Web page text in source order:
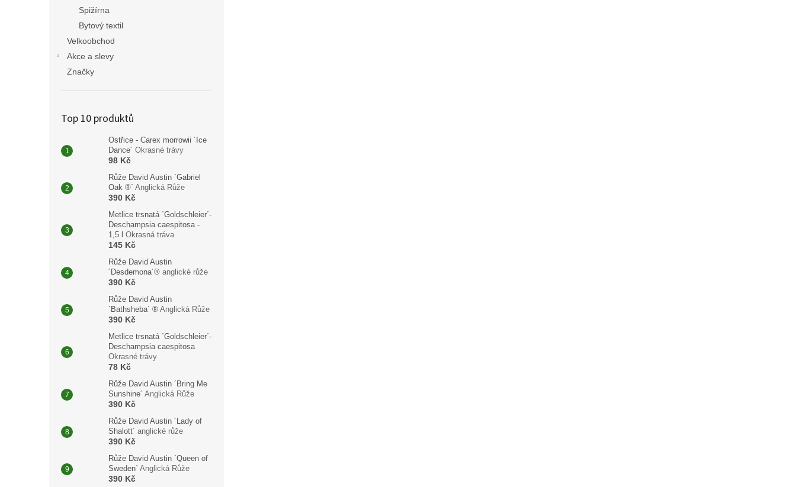
Spižírna
Bytový textil
Velkoobchod
Akce a slevy
Značky
Top 10 produktů
Ostřice - Carex morrowii ´Ice
Dance´ Okrasné trávy
98 Kč
Růže David Austin ´Gabriel
Oak ®´ Anglická Růže
390 Kč
Metlice trsnatá ´Goldschleier´-
Deschampsia caespitosa -
1,5 l Okrasná tráva
145 Kč
Růže David Austin
´Desdemona´® anglické růže
390 Kč
Růže David Austin
´Bathsheba´ ® Anglická Růže
390 Kč
Metlice trsnatá ´Goldschleier´-
Deschampsia caespitosa
Okrasné trávy
78 Kč
Růže David Austin ´Bring Me
Sunshine´ Anglická Růže
390 Kč
Růže David Austin ´Lady of
Shalott´ anglické růže
390 Kč
Růže David Austin ´Queen of
Sweden´ Anglická Růže
390 Kč